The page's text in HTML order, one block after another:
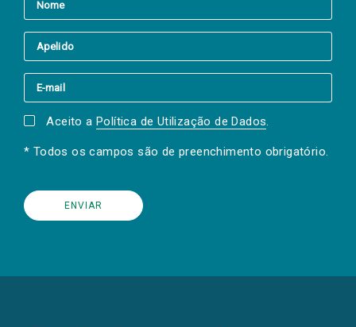
Aceito a Política de Utilização de Dados.
* Todos os campos são de preenchimento obrigatório.